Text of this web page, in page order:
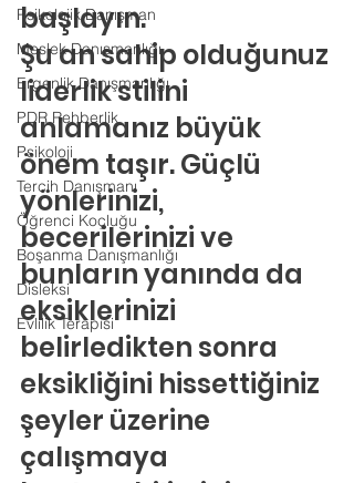
Psikolojik Danışman
Meslek Danışmanlığı
Ergenlik Danışmanlığı
PDR Rehberlik
Psikoloji
Tercih Danışmanı
Öğrenci Koçluğu
Boşanma Danışmanlığı
Disleksi
Evlilik Terapisi
başlayın.
Şu an sahip olduğunuz
liderlik stilini
anlamanız büyük
önem taşır. Güçlü
yönlerinizi,
becerilerinizi ve
bunların yanında da
eksiklerinizi
belirledikten sonra
eksikliğini hissettiğiniz
şeyler üzerine
çalışmaya